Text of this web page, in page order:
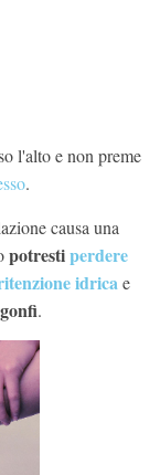
l'alto e non preme
.
causa una
potrestiperdere
idrica e
.